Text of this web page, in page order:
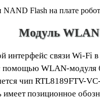
Модуль WLAN
интерфейс связи Wi-Fi
помощью WLAN-модуля
чип RTL8189FTV-
имеет позиционное